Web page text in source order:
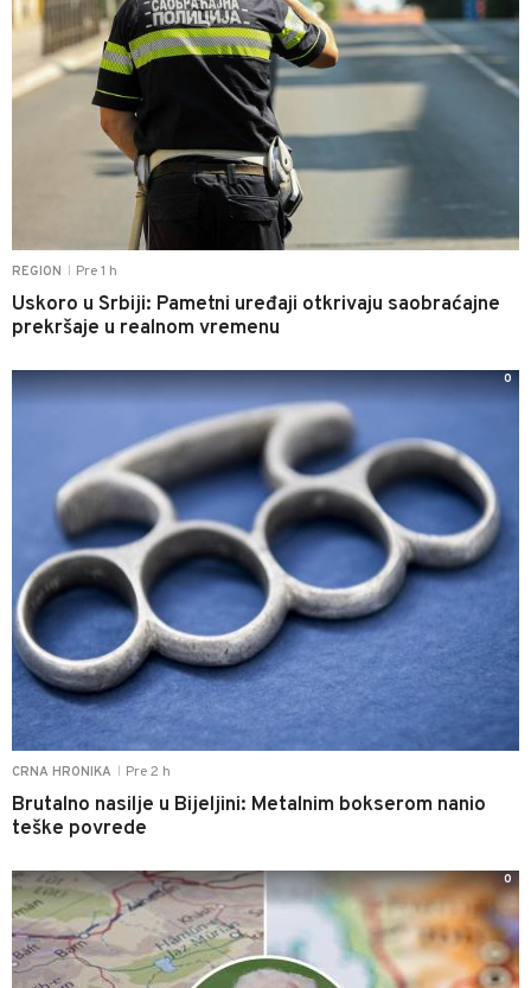
REGION Pre 1 h
Uskoro u Srbiji: Pametni uređaji otkrivaju saobraćajne
prekršaje u realnom vremenu
CRNA HRONIKA Pre 2 h
Brutalno nasilje u Bijeljini: Metalnim bokserom nanio
teške povrede
0
0